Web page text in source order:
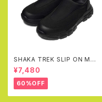
SHAKA TREK SLIP ON MOC
AT
¥7,480
60%OFF